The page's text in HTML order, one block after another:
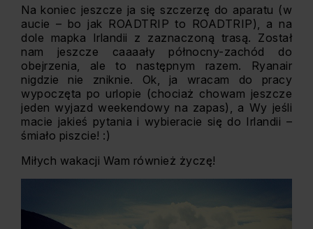
Na koniec jeszcze ja się szczerzę do aparatu (w
aucie – bo jak ROADTRIP to ROADTRIP), a na
dole mapka Irlandii z zaznaczoną trasą. Został
nam jeszcze caaaały północny-zachód do
obejrzenia, ale to następnym razem. Ryanair
nigdzie nie zniknie. Ok, ja wracam do pracy
wypoczęta po urlopie (chociaż chowam jeszcze
jeden wyjazd weekendowy na zapas), a Wy jeśli
macie jakieś pytania i wybieracie się do Irlandii –
śmiało piszcie! :)
Miłych wakacji Wam również życzę!